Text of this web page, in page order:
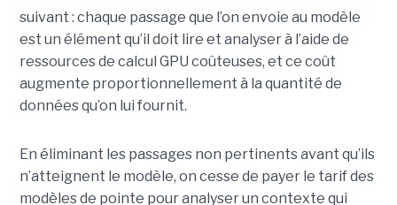
suivant : chaque passage que l’on envoie au modèle
est un élément qu’il doit lire et analyser à l’aide de
ressources de calcul GPU coûteuses, et ce coût
augmente proportionnellement à la quantité de
données qu’on lui fournit.
En éliminant les passages non pertinents avant qu’ils
n’atteignent le modèle, on cesse de payer le tarif des
modèles de pointe pour analyser un contexte qui